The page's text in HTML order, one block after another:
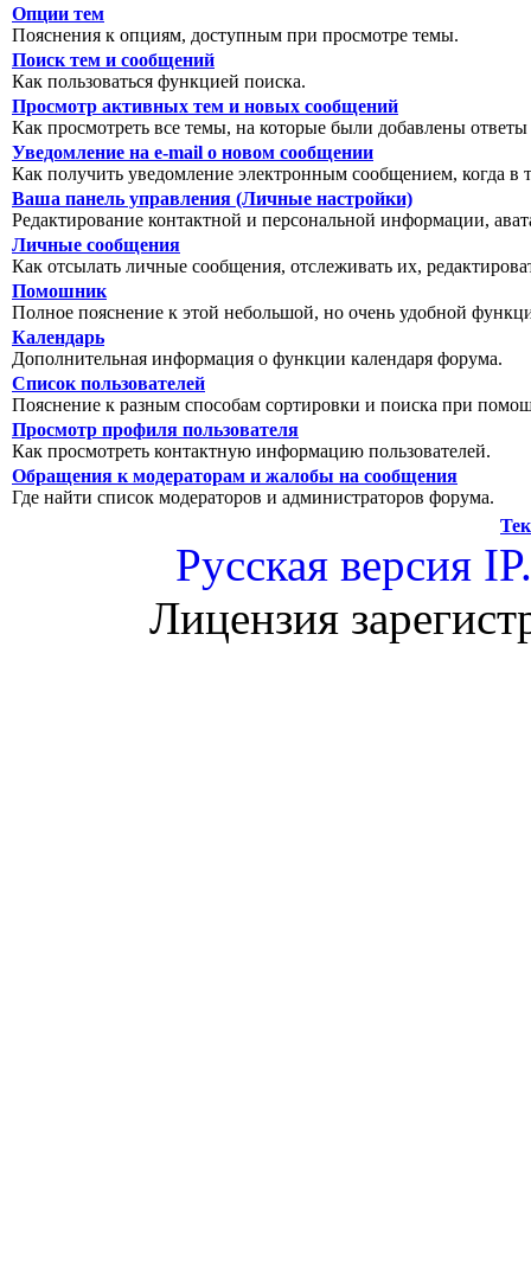
Опции тем
Пояснения к опциям, доступным при просмотре темы.
Поиск тем и сообщений
Как пользоваться функцией поиска.
Просмотр активных тем и новых сообщений
Как просмотреть все темы, на которые были добавлены
Уведомление на е-mail о новом сообщении
Как получить уведомление электронным сообщением, когда в
Ваша панель управления (Личные настройки)
Редактирование контактной и персональной информации,
Личные сообщения
Как отсылать личные сообщения, отслеживать их,
Помошник
Полное пояснение к этой небольшой, но очень удобной
Календарь
Дополнительная информация о функции календаря форума.
Список пользователей
Пояснение к разным способам сортировки и поиска при
Просмотр профиля пользователя
Как просмотреть контактную информацию пользователей.
Обращения к модераторам и жалобы на сообщения
Где найти список модераторов и администраторов форума.
Русская версия
Лицензия